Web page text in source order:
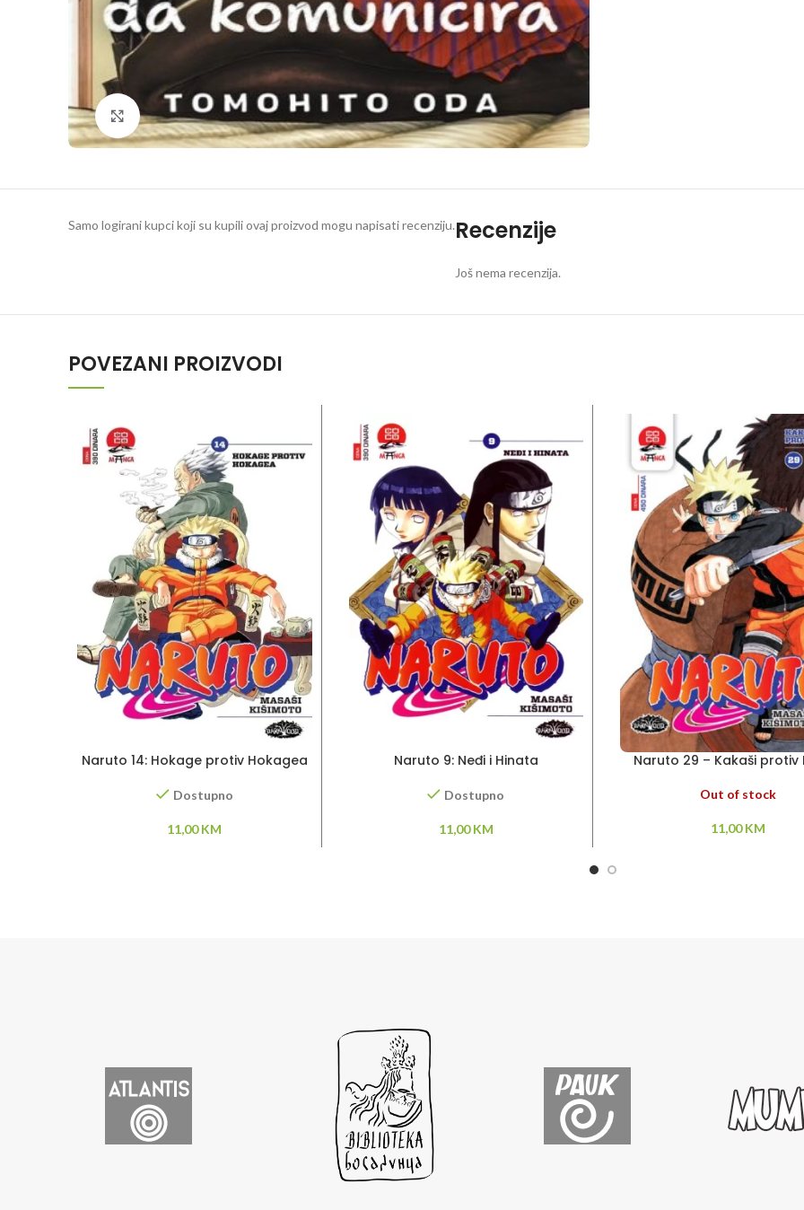
Klikni da povečaš
Recenzije
Još nema recenzija.
Samo logirani kupci koji su kupili ovaj proizvod mogu napisati recenziju.
POVEZANI PROIZVODI
Naruto 14: Hokage protiv Hokagea
Dostupno
11,00KM
Naruto 9: Neđi i Hinata
Dostupno
11,00KM
Naruto 29 – Kakaši protiv
Out of stock
11,00KM